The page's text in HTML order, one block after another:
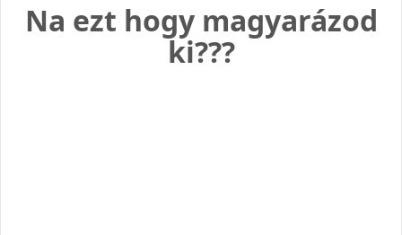
Na ezt hogy magyarázod
ki???